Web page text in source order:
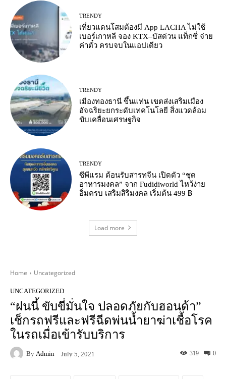
TRENDY
เที่ยวแดนโสมต้องมี App LACHA ไม่ใช้
เบอร์เกาหลี จอง KTX–บัสด่วน แท็กซี่ จ่าย
ค่าตั๋ว ครบจบในแอปเดียว
TRENDY
เมืองทองธานี ขึ้นแท่น เขตส่งเสริมเมือง
อัจฉริยะยกระดับเทคโนโลยี สิ่งแวดล้อม
ขับเคลื่อนเศรษฐกิจ
TRENDY
ซีพีแรม ต้อนรับสารทจีน เปิดตัว “ชุด
อาหารมงคล” จาก Fudidiworld ไหว้ง่าย
อิ่มครบ เสริมสิริมงคล เริ่มต้น 499 ฿
Load more